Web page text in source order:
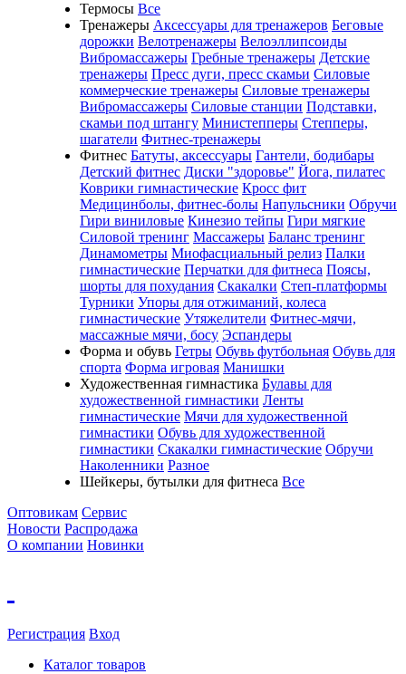
Термосы Все
Тренажеры Аксессуары для тренажеров Беговые
дорожки Велотренажеры Велоэллипсоиды
Вибромассажеры Гребные тренажеры Детские
тренажеры Пресс дуги, пресс скамьи Силовые
коммерческие тренажеры Силовые тренажеры
Вибромассажеры Силовые станции Подставки,
скамьи под штангу Министепперы Степперы,
шагатели Фитнес-тренажеры
Фитнес Батуты, аксессуары Гантели, бодибары
Детский фитнес Диски "здоровье" Йога, пилатес
Коврики гимнастические Кросс фит
Медицинболы, фитнес-болы Напульсники Обручи
Гири виниловые Кинезио тейпы Гири мягкие
Силовой тренинг Массажеры Баланс тренинг
Динамометры Миофасциальный релиз Палки
гимнастические Перчатки для фитнеса Поясы,
шорты для похудания Скакалки Степ-платформы
Турники Упоры для отжиманий, колеса
гимнастические Утяжелители Фитнес-мячи,
массажные мячи, босу Эспандеры
Форма и обувь Гетры Обувь футбольная Обувь для
спорта Форма игровая Манишки
Художественная гимнастика Булавы для
художественной гимнастики Ленты
гимнастические Мячи для художественной
гимнастики Обувь для художественной
гимнастики Скакалки гимнастические Обручи
Наколенники Разное
Шейкеры, бутылки для фитнеса Все
Оптовикам Сервис
Новости Распродажа
О компании Новинки
Регистрация Вход
Каталог товаров